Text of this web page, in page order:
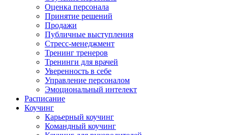
Оценка персонала
Принятие решений
Продажи
Публичные выступления
Стресс-менеджмент
Тренинг тренеров
Тренинги для врачей
Уверенность в себе
Управление персоналом
Эмоциональный интелект
Расписание
Коучинг
Карьерный коучинг
Командный коучинг